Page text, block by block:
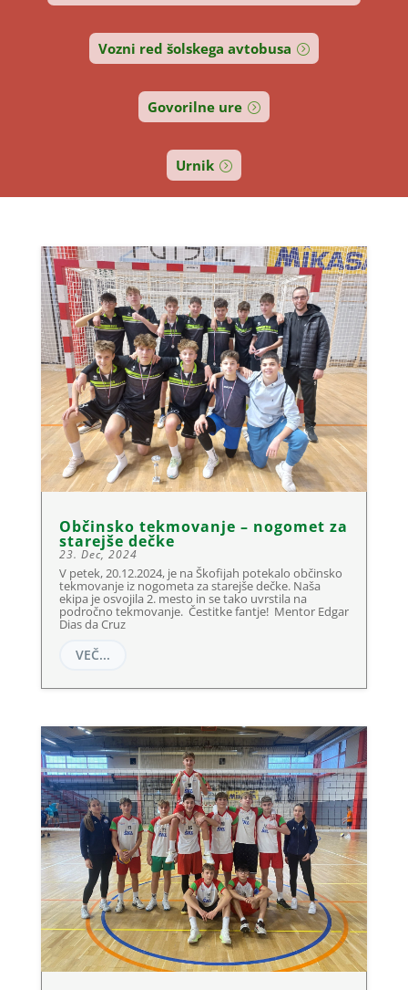
Vozni red šolskega avtobusa
Govorilne ure
Urnik
Občinsko tekmovanje – nogomet za
starejše dečke
23. Dec, 2024
V petek, 20.12.2024, je na Škofijah potekalo občinsko
tekmovanje iz nogometa za starejše dečke. Naša
ekipa je osvojila 2. mesto in se tako uvrstila na
področno tekmovanje. Čestitke fantje! Mentor Edgar
Dias da Cruz
VEČ...